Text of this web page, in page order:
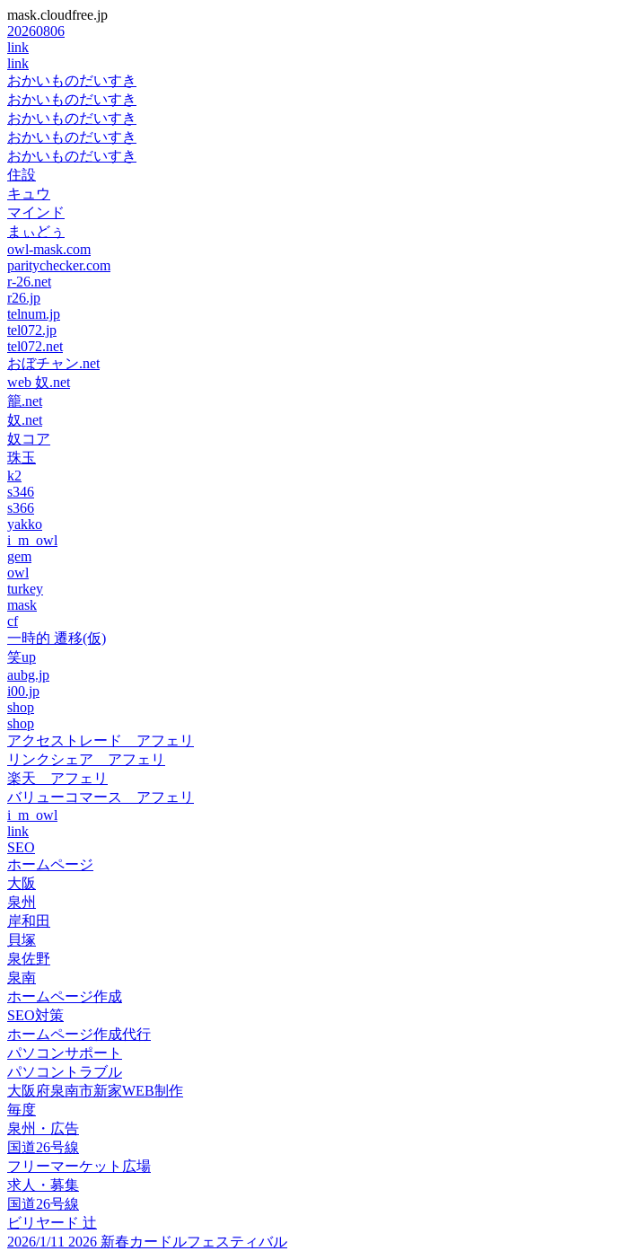
mask.cloudfree.jp
20260806
link
link
おかいものだいすき
おかいものだいすき
おかいものだいすき
おかいものだいすき
おかいものだいすき
住設
キュウ
マインド
まぃどぅ
owl-mask.com
paritychecker.com
r-26.net
r26.jp
telnum.jp
tel072.jp
tel072.net
おぼチャン.net
web 奴.net
籠.net
奴.net
奴コア
珠玉
k2
s346
s366
yakko
i_m_owl
gem
owl
turkey
mask
cf
一時的 遷移(仮)
笑up
aubg.jp
i00.jp
shop
shop
アクセストレード アフェリ
リンクシェア アフェリ
楽天 アフェリ
バリューコマース アフェリ
i_m_owl
link
SEO
ホームページ
大阪
泉州
岸和田
貝塚
泉佐野
泉南
ホームページ作成
SEO対策
ホームページ作成代行
パソコンサポート
パソコントラブル
大阪府泉南市新家WEB制作
毎度
泉州・広告
国道26号線
フリーマーケット広場
求人・募集
国道26号線
ビリヤード 辻
2026/1/11 2026 新春カードルフェスティバル